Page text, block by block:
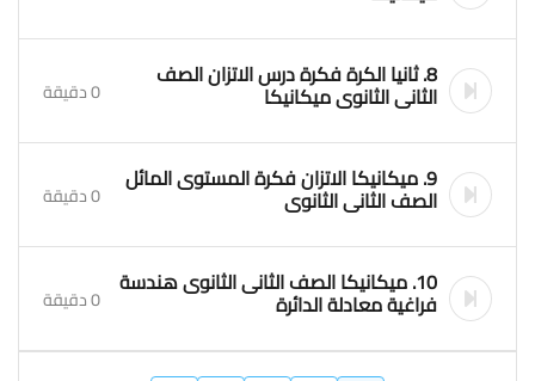
8. ثانيا الكرة فكرة درس الاتزان الصف
الثانى الثانوى ميكانيكا 0 دقيقة
9. ميكانيكا الاتزان فكرة المستوى المائل
الصف الثانى الثانوى 0 دقيقة
10. ميكانيكا الصف الثانى الثانوى هندسة
فراغية معادلة الدائرة 0 دقيقة